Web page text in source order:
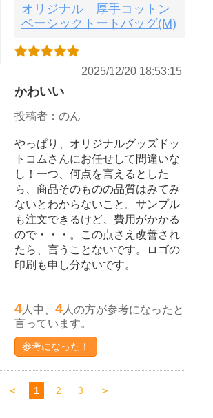
オリジナル 厚手コットン
ベーシックトートバッグ(M)
2025/12/20 18:53:15
かわいい
投稿者：のん
やっぱり、オリジナルグッズドッ
トコムさんにお任せして間違いな
し！一つ、何点を言えるとした
ら、商品そのものの品質はみてみ
ないとわからないこと。サンプル
も注文できるけど、費用がかかる
ので・・・。この点さえ改善され
たら、言うことないです。ロゴの
印刷も申し分ないです。
4 人中、 4 人の方が参考になったと
言っています。
参考になった！
＜ 1 2 3 ＞